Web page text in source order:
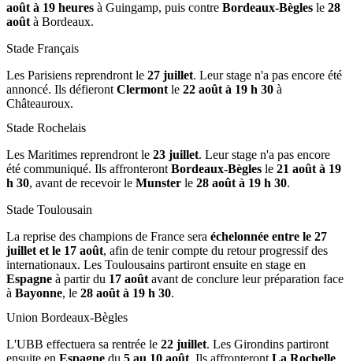
août à 19 heures à Guingamp, puis contre Bordeaux-Bègles le 28
août à Bordeaux.
Stade Français
Les Parisiens reprendront le 27 juillet. Leur stage n'a pas encore été
annoncé. Ils défieront Clermont le 22 août à 19 h 30 à
Châteauroux.
Stade Rochelais
Les Maritimes reprendront le 23 juillet. Leur stage n'a pas encore
été communiqué. Ils affronteront Bordeaux-Bègles le 21 août à 19
h 30, avant de recevoir le Munster le 28 août à 19 h 30.
Stade Toulousain
La reprise des champions de France sera échelonnée entre le 27
juillet et le 17 août, afin de tenir compte du retour progressif des
internationaux. Les Toulousains partiront ensuite en stage en
Espagne à partir du 17 août avant de conclure leur préparation face
à Bayonne, le 28 août à 19 h 30.
Union Bordeaux-Bègles
L'UBB effectuera sa rentrée le 22 juillet. Les Girondins partiront